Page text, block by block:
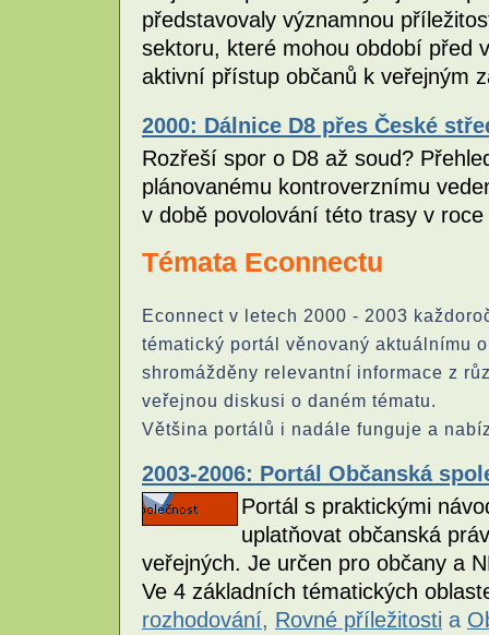
představovaly významnou
sektoru, které mohou období před
aktivní přístup občanů k veřejným
2000: Dálnice D8 přes České
Rozřeší spor o D8 až soud?
plánovanému kontroverznímu
v době povolování této trasy v
Témata Econnectu
Econnect v letech 2000 - 2003
tématický portál věnovaný aktuálnímu
shromážděny relevantní informace z
veřejnou diskusi o daném tématu.
Většina portálů i nadále funguje a
2003-2006: Portál Občanská
Portál s praktickými
uplatňovat občanská
veřejných. Je určen pro občany a
Ve 4 základních tématických
rozhodování, Rovné příležitosti a